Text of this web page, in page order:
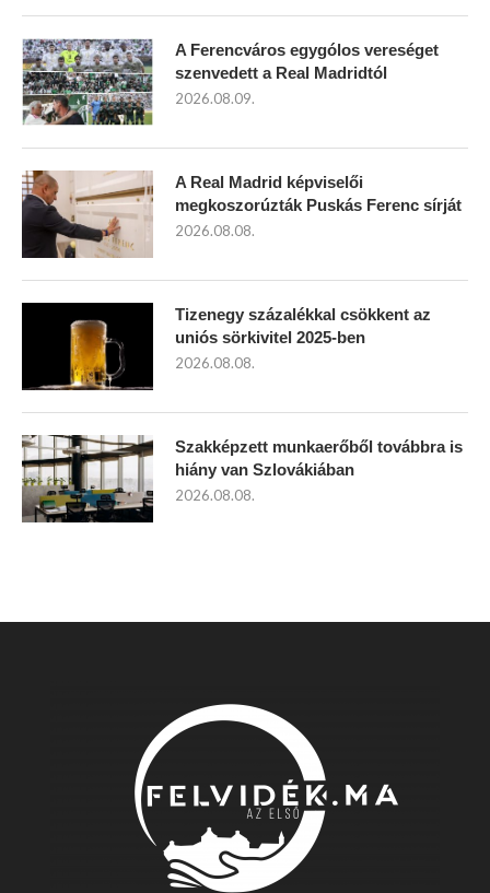
A Ferencváros egygólos vereséget
szenvedett a Real Madridtól
2026.08.09.
A Real Madrid képviselői
megkoszorúzták Puskás Ferenc sírját
2026.08.08.
Tizenegy százalékkal csökkent az
uniós sörkivitel 2025-ben
2026.08.08.
Szakképzett munkaerőből továbbra is
hiány van Szlovákiában
2026.08.08.